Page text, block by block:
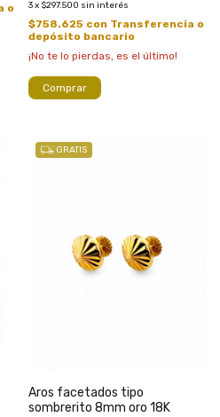
o
3x $297.500 sin interés
$758.625 con Transferencia o
depósito bancario
¡No te lo pierdas, es el último!
Comprar
GRATIS
Aros facetados tipo
sombrerito 8mm oro 18K